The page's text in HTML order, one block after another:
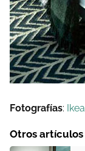
Fotografías: Ikea
Otros artículos